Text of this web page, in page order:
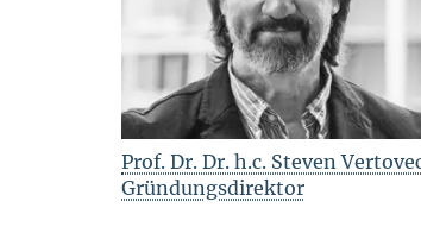
Prof. Dr. Dr. h.c. Steven
Gründungsdirektor